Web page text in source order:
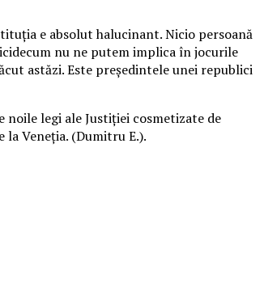
e absolut halucinant. Nicio persoană
nu ne putem implica în jocurile
astăzi. Este preşedintele unei republici
legi ale Justiţiei cosmetizate de
la Veneţia. (Dumitru E.).